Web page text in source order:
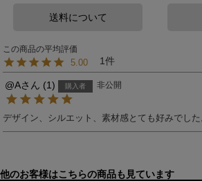
送料について
5.00 1
@A 1 購入者 非公開
デザイン、シルエット、素材感とても好みでした
他のお客様はこちらの商品も見ています